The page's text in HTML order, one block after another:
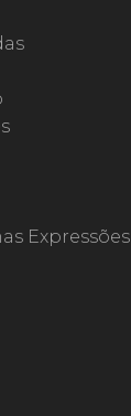
Expressões